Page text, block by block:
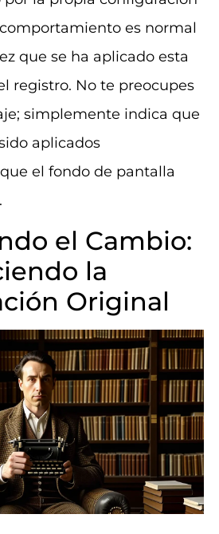
es normal
que se ha aplicado esta
registro. No te preocupes
simplemente indica que
aplicados
el fondo de pantalla
el Cambio:
la
Original